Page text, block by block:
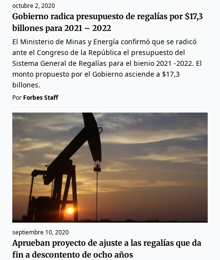
octubre 2, 2020
Gobierno radica presupuesto de regalías por $17,3
billones para 2021 – 2022
El Ministerio de Minas y Energía confirmó que se radicó
ante el Congreso de la República el presupuesto del
Sistema General de Regalías para el bienio 2021 -2022. El
monto propuesto por el Gobierno asciende a $17,3
billones.
Por Forbes Staff
septiembre 10, 2020
Aprueban proyecto de ajuste a las regalías que da
fin a descontento de ocho años